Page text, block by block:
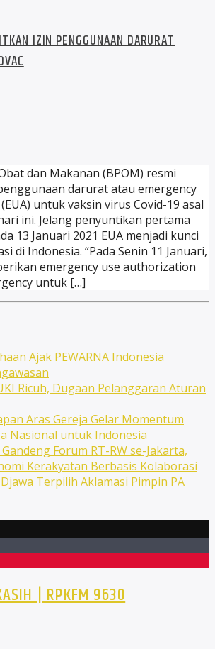
IZIN PENGGUNAAN DARURAT
dan Makanan (BPOM) resmi
darurat atau emergency
untuk vaksin virus Covid-19 asal
ini. Jelang penyuntikan pertama
13 Januari 2021 EUA menjadi kunci
di Indonesia. “Pada Senin 11 Januari,
emergency use authorization
untuk […]
Ajak PEWARNA Indonesia
Ricuh, Dugaan Pelanggaran Aturan
Aras Gereja Gelar Momentum
Nasional untuk Indonesia
Forum RT-RW se-Jakarta,
Kerakyatan Berbasis Kolaborasi
Terpilih Aklamasi Pimpin PA
| RPKFM 9630